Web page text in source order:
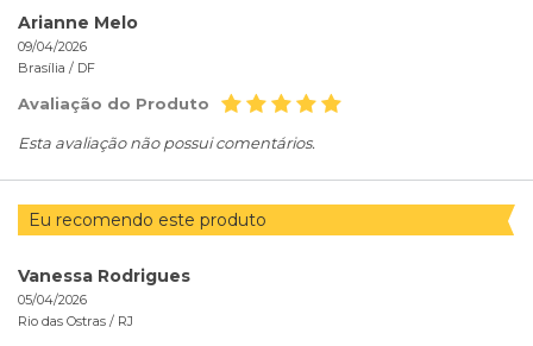
Arianne Melo
09/04/2026
Brasília / DF
Avaliação do Produto
Esta avaliação não possui comentários.
Eu recomendo este produto
Vanessa Rodrigues
05/04/2026
Rio das Ostras / RJ